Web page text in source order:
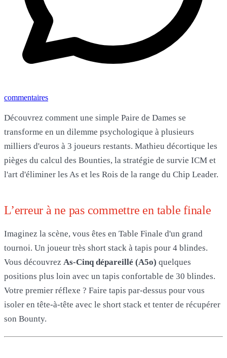
commentaires
Découvrez comment une simple Paire de Dames se
transforme en un dilemme psychologique à plusieurs
milliers d'euros à 3 joueurs restants. Mathieu décortique les
pièges du calcul des Bounties, la stratégie de survie ICM et
l'art d'éliminer les As et les Rois de la range du Chip Leader.
L’erreur à ne pas commettre en table finale
Imaginez la scène, vous êtes en Table Finale d'un grand
tournoi. Un joueur très short stack à tapis pour 4 blindes.
Vous découvrez As-Cinq dépareillé (A5o) quelques
positions plus loin avec un tapis confortable de 30 blindes.
Votre premier réflexe ? Faire tapis par-dessus pour vous
isoler en tête-à-tête avec le short stack et tenter de récupérer
son Bounty.